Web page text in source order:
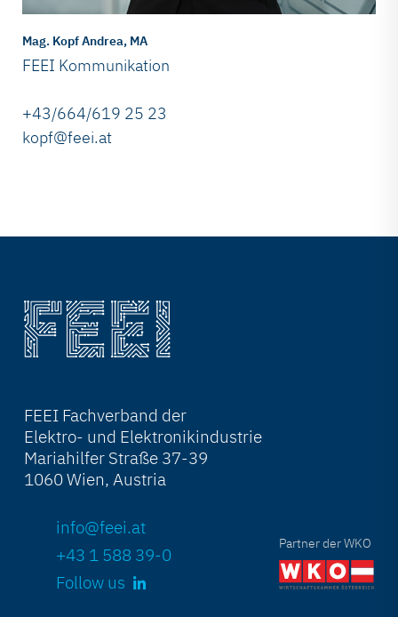
Mag. Kopf Andrea, MA
FEEI Kommunikation
+43/664/619 25 23
kopf@feei.at
FEEI Fachverband der
Elektro- und Elektronikindustrie
Mariahilfer Straße 37-39
1060 Wien, Austria
info@feei.at
+43 1 588 39-0
Follow us
Partner der WKO